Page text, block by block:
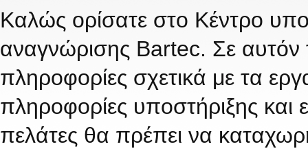
Καλώς ορίσατε στο Κέντρο
αναγνώρισης Bartec. Σε αυτόν
πληροφορίες σχετικά με τα
πληροφορίες υποστήριξης και
πελάτες θα πρέπει να